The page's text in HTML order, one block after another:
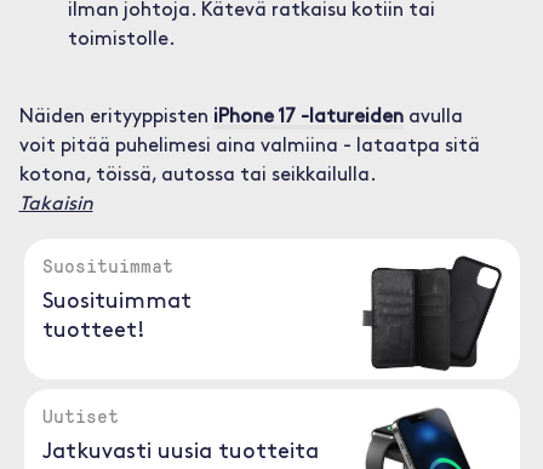
ilman johtoja. Kätevä ratkaisu kotiin tai
toimistolle.
Näiden erityyppisten iPhone 17 -latureidenavulla
voit pitää puhelimesi aina valmiina - lataatpa sitä
kotona, töissä, autossa tai seikkailulla.
Takaisin
Suosituimmat
Suosituimmat
tuotteet!
Uutiset
Jatkuvasti uusia tuotteita